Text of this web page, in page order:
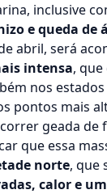
inclusive
e queda de
abril, será
intensa, que
nos
pontos mais
geada de
que essa
norte, que
calor e